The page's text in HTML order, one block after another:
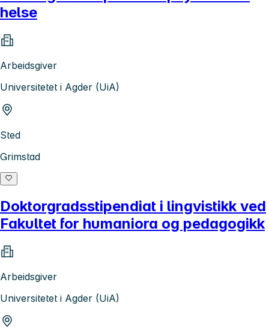
helse
Arbeidsgiver
Universitetet i Agder (UiA)
Sted
Grimstad
Doktorgradsstipendiat i lingvistikk ved
Fakultet for humaniora og pedagogikk
Arbeidsgiver
Universitetet i Agder (UiA)